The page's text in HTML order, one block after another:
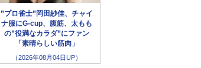
”プロ雀士”岡田紗佳、チャイ
ナ服にG-cup、腹筋、太もも
の”役満なカラダ”にファン
「素晴らしい筋肉」
（2026年08月04日UP）